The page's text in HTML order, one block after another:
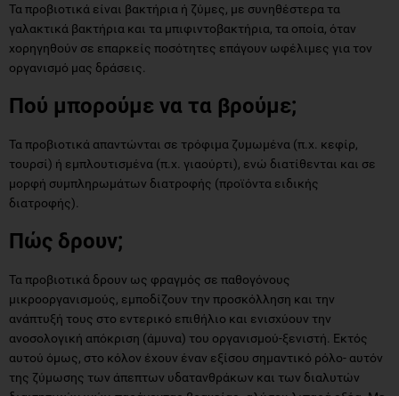
Τα προβιοτικά είναι βακτήρια ή ζύμες, με συνηθέστερα τα
γαλακτικά βακτήρια και τα μπιφιντοβακτήρια, τα οποία, όταν
χορηγηθούν σε επαρκείς ποσότητες επάγουν ωφέλιμες για τον
οργανισμό μας δράσεις.
Πού μπορούμε να τα βρούμε;
Τα προβιοτικά απαντώνται σε τρόφιμα ζυμωμένα (π.χ. κεφίρ,
τουρσί) ή εμπλουτισμένα (π.χ. γιαούρτι), ενώ διατίθενται και σε
μορφή συμπληρωμάτων διατροφής (προϊόντα ειδικής
διατροφής).
Πώς δρουν;
Τα προβιοτικά δρουν ως φραγμός σε παθογόνους
μικροοργανισμούς, εμποδίζουν την προσκόλληση και την
ανάπτυξή τους στο εντερικό επιθήλιο και ενισχύουν την
ανοσολογική απόκριση (άμυνα) του οργανισμού-ξενιστή. Εκτός
αυτού όμως, στο κόλον έχουν έναν εξίσου σημαντικό ρόλο- αυτόν
της ζύμωσης των άπεπτων υδατανθράκων και των διαλυτών